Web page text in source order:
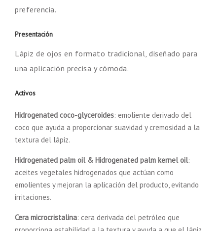
preferencia.
Presentación
Lápiz de ojos en formato tradicional, diseñado para
una aplicación precisa y cómoda.
Activos
Hidrogenated coco-glyceroides: emoliente derivado del
coco que ayuda a proporcionar suavidad y cremosidad a la
textura del lápiz.
Hidrogenated palm oil & Hidrogenated palm kernel oil:
aceites vegetales hidrogenados que actúan como
emolientes y mejoran la aplicación del producto, evitando
irritaciones.
Cera microcristalina: cera derivada del petróleo que